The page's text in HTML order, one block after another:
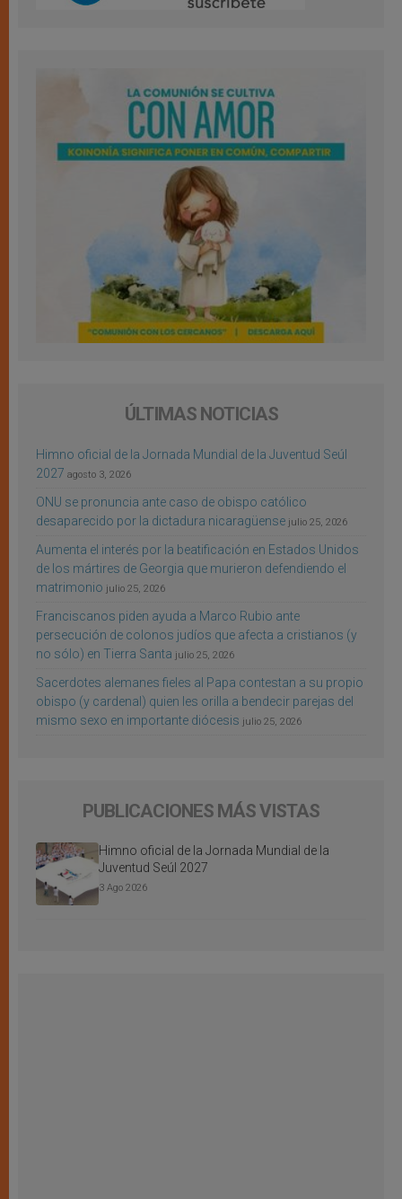
ÚLTIMAS NOTICIAS
Himno oficial de la Jornada Mundial de la Juventud Seúl
2027 agosto 3, 2026
ONU se pronuncia ante caso de obispo católico
desaparecido por la dictadura nicaragüense julio 25, 2026
Aumenta el interés por la beatificación en Estados Unidos
de los mártires de Georgia que murieron defendiendo el
matrimonio julio 25, 2026
Franciscanos piden ayuda a Marco Rubio ante
persecución de colonos judíos que afecta a cristianos (y
no sólo) en Tierra Santa julio 25, 2026
Sacerdotes alemanes fieles al Papa contestan a su propio
obispo (y cardenal) quien les orilla a bendecir parejas del
mismo sexo en importante diócesis julio 25, 2026
PUBLICACIONES MÁS VISTAS
Himno oficial de la Jornada Mundial de la
Juventud Seúl 2027
3 Ago 2026